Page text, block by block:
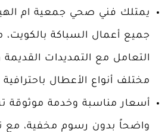
يمتلك فني صحي جمعية ام
جميع أعمال السباكة بالكويت،
التعامل مع التمديدات القديمة
مختلف أنواع الأعطال باحترافية
أسعار مناسبة وخدمة موثوقة
واضحاً بدون رسوم مخفية، مع